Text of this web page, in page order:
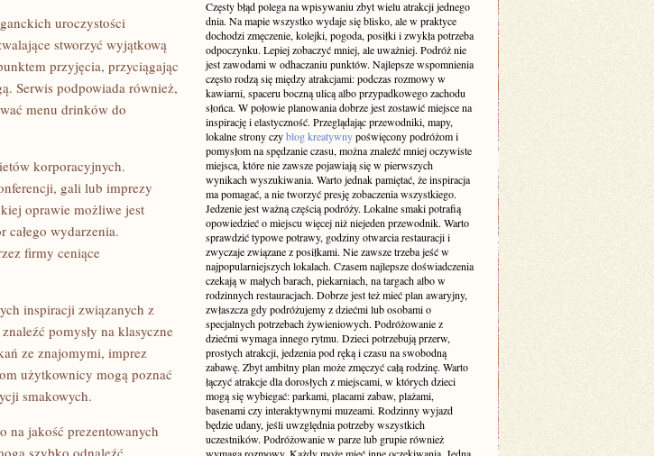
uroczystości
stworzyć wyjątkową
przyjęcia, przyciągając
Serwis podpowiada również,
menu drinków do
korporacyjnych.
gali lub imprezy
oprawie możliwe jest
wydarzenia.
firmy ceniące
inspiracji związanych z
pomysły na klasyczne
ze znajomymi, imprez
użytkownicy mogą poznać
smakowych.
na jakość prezentowanych
szybko odnaleźć
Częsty błąd polega na wpisywaniu zbyt wielu atrakcji jednego
dnia. Na mapie wszystko wydaje się blisko, ale w praktyce
dochodzi zmęczenie, kolejki, pogoda, posiłki i zwykła potrzeba
odpoczynku. Lepiej zobaczyć mniej, ale uważniej. Podróż nie
jest zawodami w odhaczaniu punktów. Najlepsze wspomnienia
często rodzą się między atrakcjami: podczas rozmowy w
kawiarni, spaceru boczną ulicą albo przypadkowego zachodu
słońca. W połowie planowania dobrze jest zostawić miejsce na
inspirację i elastyczność. Przeglądając przewodniki, mapy,
lokalne strony czyblog kreatywnypoświęcony podróżom i
pomysłom na spędzanie czasu, można znaleźć mniej oczywiste
miejsca, które nie zawsze pojawiają się w pierwszych
wynikach wyszukiwania. Warto jednak pamiętać, że inspiracja
ma pomagać, a nie tworzyć presję zobaczenia wszystkiego.
Jedzenie jest ważną częścią podróży. Lokalne smaki potrafią
opowiedzieć o miejscu więcej niż niejeden przewodnik. Warto
sprawdzić typowe potrawy, godziny otwarcia restauracji i
zwyczaje związane z posiłkami. Nie zawsze trzeba jeść w
najpopularniejszych lokalach. Czasem najlepsze doświadczenia
czekają w małych barach, piekarniach, na targach albo w
rodzinnych restauracjach. Dobrze jest też mieć plan awaryjny,
zwłaszcza gdy podróżujemy z dziećmi lub osobami o
specjalnych potrzebach żywieniowych. Podróżowanie z
dziećmi wymaga innego rytmu. Dzieci potrzebują przerw,
prostych atrakcji, jedzenia pod ręką i czasu na swobodną
zabawę. Zbyt ambitny plan może zmęczyć całą rodzinę. Warto
łączyć atrakcje dla dorosłych z miejscami, w których dzieci
mogą się wybiegać: parkami, placami zabaw, plażami,
basenami czy interaktywnymi muzeami. Rodzinny wyjazd
będzie udany, jeśli uwzględnia potrzeby wszystkich
uczestników. Podróżowanie w parze lub grupie również